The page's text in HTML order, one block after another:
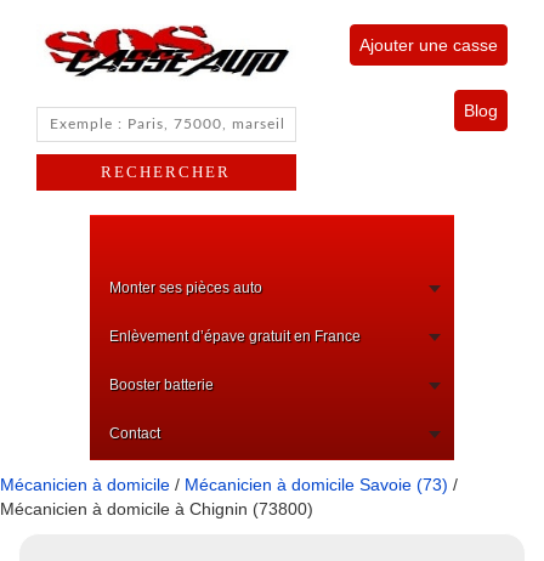
Ajouter une casse
Blog
Monter ses pièces auto
Enlèvement d’épave gratuit en France
Booster batterie
Contact
Mécanicien à domicile / Mécanicien à domicile Savoie (73) /
Mécanicien à domicile à Chignin (73800)